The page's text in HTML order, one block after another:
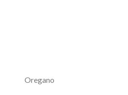
Oregano